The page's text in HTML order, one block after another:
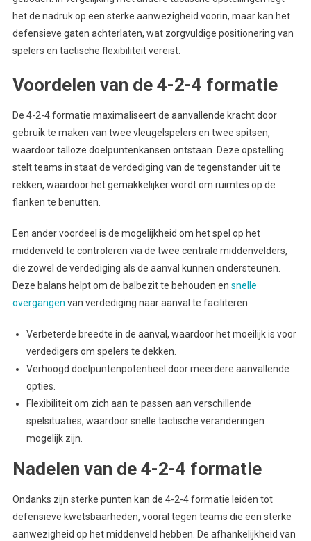
het de nadruk op een sterke aanwezigheid voorin, maar kan het
defensieve gaten achterlaten, wat zorgvuldige positionering van
spelers en tactische flexibiliteit vereist.
Voordelen van de 4-2-4 formatie
De 4-2-4 formatie maximaliseert de aanvallende kracht door
gebruik te maken van twee vleugelspelers en twee spitsen,
waardoor talloze doelpuntenkansen ontstaan. Deze opstelling
stelt teams in staat de verdediging van de tegenstander uit te
rekken, waardoor het gemakkelijker wordt om ruimtes op de
flanken te benutten.
Een ander voordeel is de mogelijkheid om het spel op het
middenveld te controleren via de twee centrale middenvelders,
die zowel de verdediging als de aanval kunnen ondersteunen.
Deze balans helpt om de balbezit te behouden en snelle
overgangen van verdediging naar aanval te faciliteren.
Verbeterde breedte in de aanval, waardoor het moeilijk is voor
verdedigers om spelers te dekken.
Verhoogd doelpuntenpotentieel door meerdere aanvallende
opties.
Flexibiliteit om zich aan te passen aan verschillende
spelsituaties, waardoor snelle tactische veranderingen
mogelijk zijn.
Nadelen van de 4-2-4 formatie
Ondanks zijn sterke punten kan de 4-2-4 formatie leiden tot
defensieve kwetsbaarheden, vooral tegen teams die een sterke
aanwezigheid op het middenveld hebben. De afhankelijkheid van